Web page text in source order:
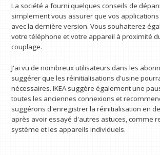
La société a fourni quelques conseils de
simplement vous assurer que vos
avec la dernière version. Vous souhaiterez
votre téléphone et votre appareil à proximité
couplage.
J'ai vu de nombreux utilisateurs dans les
suggérer que les réinitialisations d'usine
nécessaires. IKEA suggère également une
toutes les anciennes connexions et
suggérons d'enregistrer la réinitialisation en
après avoir essayé d'autres astuces, comme
système et les appareils individuels.